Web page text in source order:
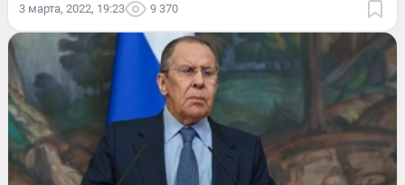
3 марта, 2022, 19:23 9 370